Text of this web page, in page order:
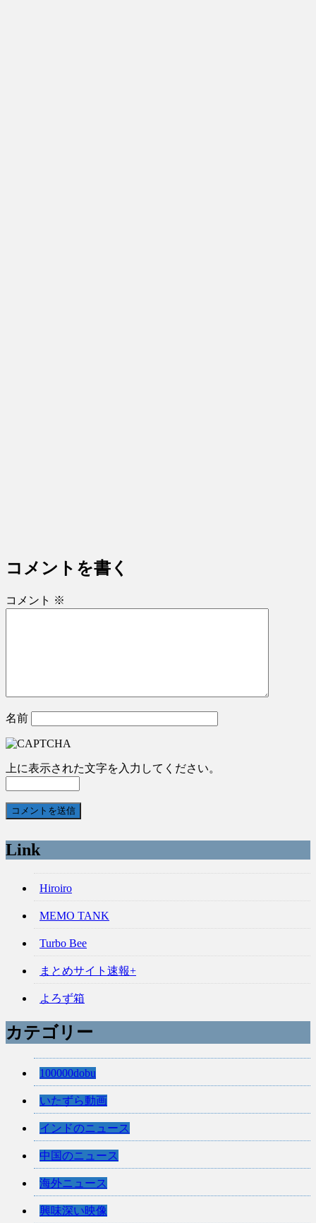
コメントを書く
コメント ※
名前
上に表示された文字を入力してください。
Link
Hiroiro
MEMO TANK
Turbo Bee
まとめサイト速報+
よろず箱
カテゴリー
100000dobu
いたずら動画
インドのニュース
中国のニュース
海外ニュース
興味深い映像